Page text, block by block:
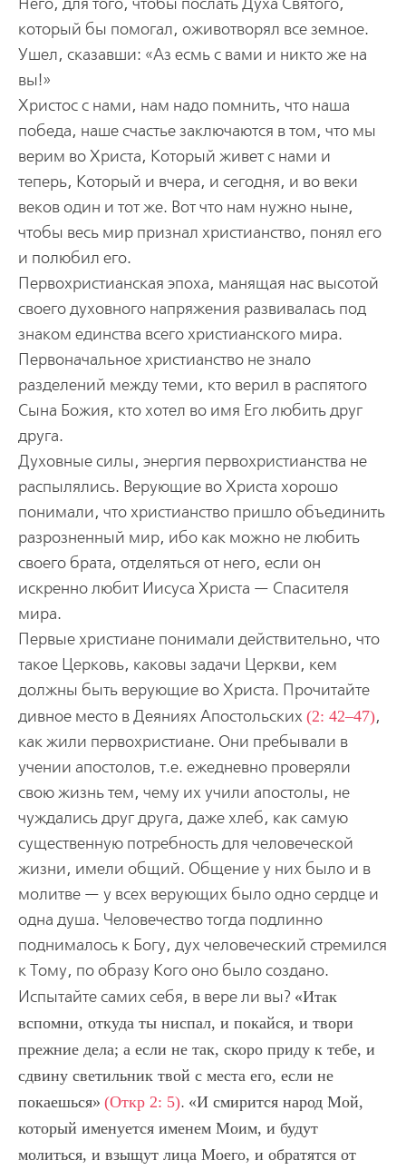
который бы помогал, оживотворял все земное.
Ушел, сказавши: «Аз есмь с вами и никто же на
вы!»
Христос с нами, нам надо помнить, что наша
победа, наше счастье заключаются в том, что мы
верим во Христа, Который живет с нами и
теперь, Который и вчера, и сегодня, и во веки
веков один и тот же. Вот что нам нужно ныне,
чтобы весь мир признал христианство, понял его
и полюбил его.
Первохристианская эпоха, манящая нас высотой
своего духовного напряжения развивалась под
знаком единства всего христианского мира.
Первоначальное христианство не знало
разделений между теми, кто верил в распятого
Сына Божия, кто хотел во имя Его любить друг
друга.
Духовные силы, энергия первохристианства не
распылялись. Верующие во Христа хорошо
понимали, что христианство пришло объединить
разрозненный мир, ибо как можно не любить
своего брата, отделяться от него, если он
искренно любит Иисуса Христа — Спасителя
мира.
Первые христиане понимали действительно, что
такое Церковь, каковы задачи Церкви, кем
должны быть верующие во Христа. Прочитайте
дивное место в Деяниях Апостольских (2: 42–47),
как жили первохристиане. Они пребывали в
учении апостолов, т.е. ежедневно проверяли
свою жизнь тем, чему их учили апостолы, не
чуждались друг друга, даже хлеб, как самую
существенную потребность для человеческой
жизни, имели общий. Общение у них было и в
молитве — у всех верующих было одно сердце и
одна душа. Человечество тогда подлинно
поднималось к Богу, дух человеческий стремился
к Тому, по образу Кого оно было создано.
Испытайте самих себя, в вере ли вы?
Итак
вспомни, откуда ты ниспал, и покайся, и твори
прежние дела; а если не так, скоро приду к тебе, и
сдвину светильник твой с места его, если не
покаешься
(Откр 2: 5).
И смирится народ Мой,
который именуется именем Моим, и будут
молиться, и взыщут лица Моего, и обратятся от